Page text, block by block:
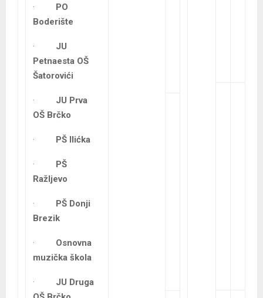
· PO
Boderište
· JU
Petnaesta OŠ
Šatorovići
· JU Prva
OŠ Brčko
· PŠ Ilićka
· PŠ
Ražljevo
· PŠ Donji
Brezik
· Osnovna
muzička škola
· JU Druga